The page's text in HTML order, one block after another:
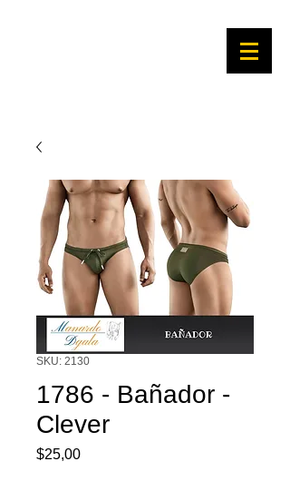
SKU: 2130
1786 - Bañador -
Clever
$25,00Precio